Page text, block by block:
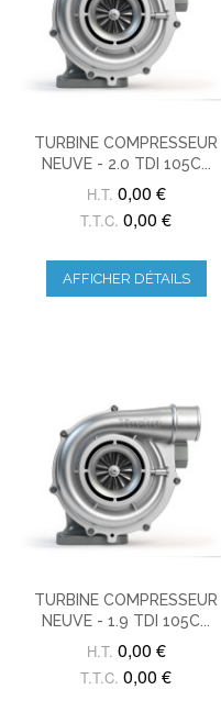
TURBINE COMPRESSEUR
NEUVE - 2.0 TDI 105C...
H.T. 0,00 €
T.T.C. 0,00 €
AFFICHER DÉTAILS
TURBINE COMPRESSEUR
NEUVE - 1.9 TDI 105C...
H.T. 0,00 €
T.T.C. 0,00 €